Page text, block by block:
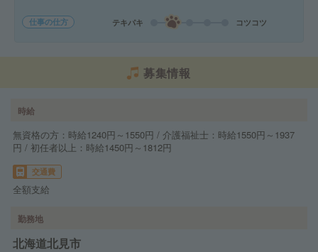
仕事の仕方 テキパキ コツコツ
募集情報
時給
無資格の方：時給1240円～1550円 / 介護福祉士：時給1550円～1937
円 / 初任者以上：時給1450円～1812円
交通費
全額支給
勤務地
北海道北見市